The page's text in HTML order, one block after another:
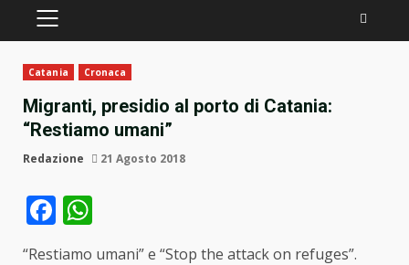
PRIMÄRES
Catania Cronaca
Migranti, presidio al porto di Catania:
“Restiamo umani”
Redazione 21 Agosto 2018
Facebook
“Restiamo umani” e “Stop the attack on refuges”.